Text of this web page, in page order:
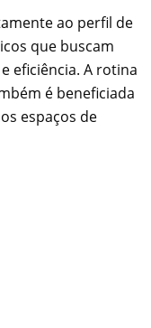
ao perfil de
que buscam
eficiência. A rotina
é beneficiada
espaços de